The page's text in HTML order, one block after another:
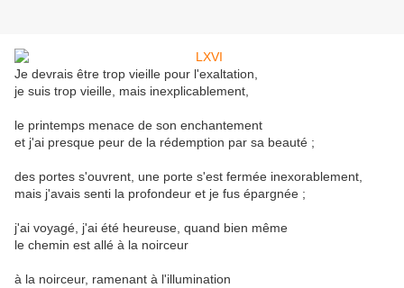
Je devrais être trop vieille pour l'exaltation,
je suis trop vieille, mais inexplicablement,
le printemps menace de son enchantement
et j'ai presque peur de la rédemption par sa beauté ;
des portes s'ouvrent, une porte s'est fermée inexorablement,
mais j'avais senti la profondeur et je fus épargnée ;
j'ai voyagé, j'ai été heureuse, quand bien même
le chemin est allé à la noirceur
à la noirceur, ramenant à l'illumination